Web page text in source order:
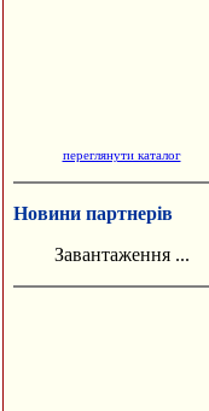
переглянути каталог
Новини партнерів
Завантаження ...